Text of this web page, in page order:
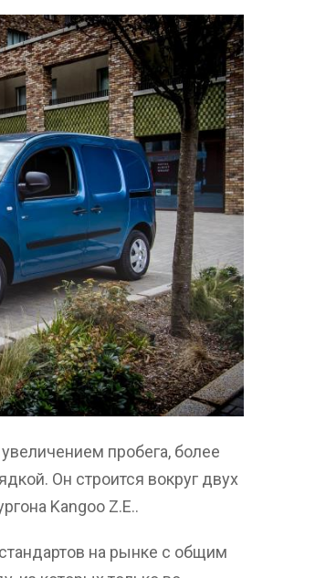
пробега, более
Он строится вокруг двух
Kangoo Z.E..
на рынке с общим